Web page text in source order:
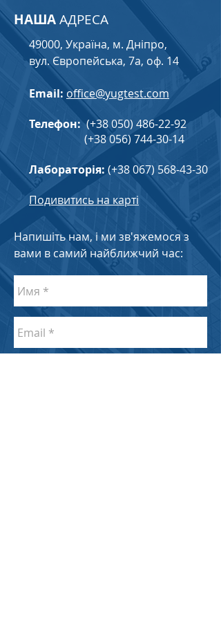
НАШААДРЕСА
49000, Україна, м. Дніпро,
вул. Європейська, 7а, оф. 14
Email: office@yugtest.com
Телефон:(+38050) 486-22-92
(+38056) 744-30-14
Лабораторія: (+38067) 568-43-30
Подивитись на карті
Напишіть нам, і ми зв'яжемося з
вами в самий найближчий час: